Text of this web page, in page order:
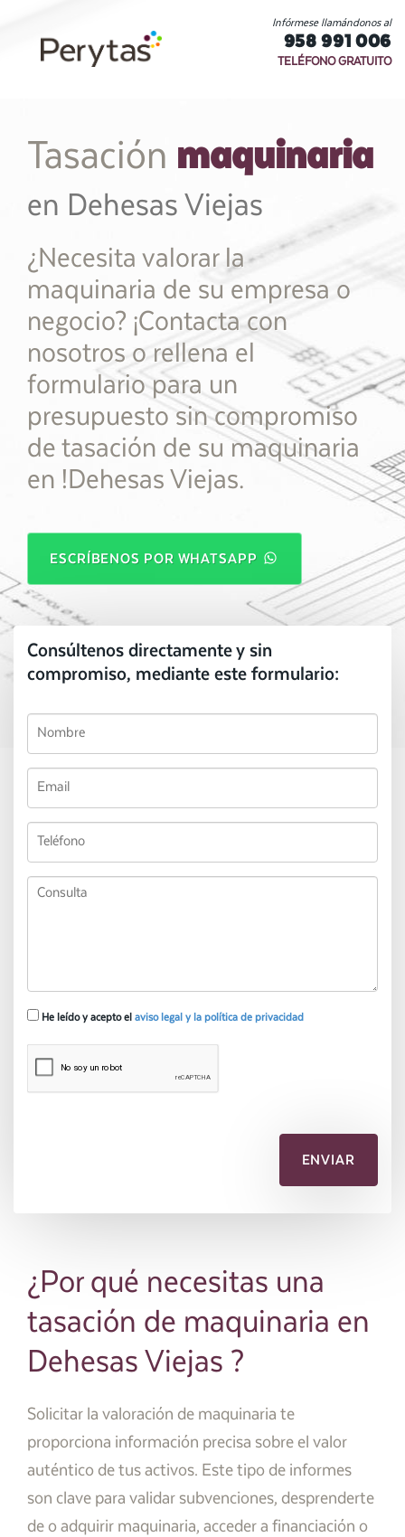
Infórmese llamándonos al
958 991 006
TELÉFONO GRATUITO
Tasación maquinaria
en Dehesas Viejas
¿Necesita valorar la
maquinaria de su empresa o
negocio? ¡Contacta con
nosotros o rellena el
formulario para un
presupuesto sin compromiso
de tasación de su maquinaria
en !Dehesas Viejas.
ESCRÍBENOS POR WHATSAPP
Consúltenos directamente y sin
compromiso, mediante este formulario:
He leído y acepto el aviso legal y la política de privacidad
¿Por qué necesitas una
tasación de maquinaria en
Dehesas Viejas ?
Solicitar la valoración de maquinaria te
proporciona información precisa sobre el valor
auténtico de tus activos. Este tipo de informes
son clave para validar subvenciones, desprenderte
de o adquirir maquinaria, acceder a financiación o